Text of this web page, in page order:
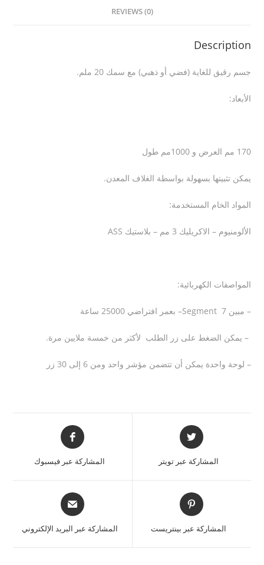
REVIEWS (0)
Description
جسم رقيق للغاية (فضي أو ذهبي) مع سمك 20 ملم .
الأبعاد:
170 مم العرض و 1000مم طول
يمكن تثبيتها بسهولة بواسطة الغلاف المعدن.
المواد الخام المستخدمة:
الألومنيوم – الاكريليك 3 مم – بلاستيك ASS
المواصفات الكهربائية:
– مبين 7 Segment– بعمر افتراضي 25000 ساعة
– يمكن الضغط على زر الطلب لأكثر من خمسة ملايين مرة.
– لوحة واحدة يمكن أن تتضمن مؤشر واحد ومن 6 إلى 30 زر
المشاركة عبر تويتر المشاركة عبر فيسبوك
المشاركة عبر بينتريست المشاركة عبر البريد الإلكتروني